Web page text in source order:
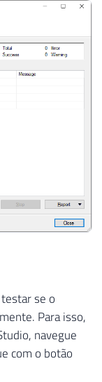
se o
Para isso,
navegue
com o botão